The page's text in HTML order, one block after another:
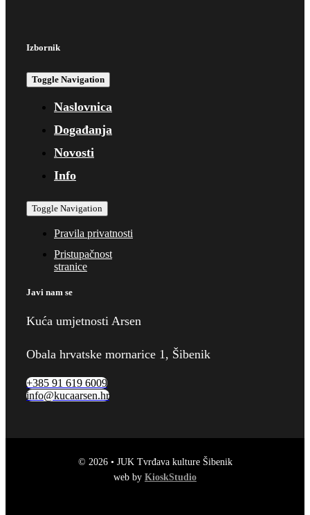
Izbornik
Toggle Navigation
Naslovnica
Događanja
Novosti
Info
Toggle Navigation
Pravila privatnosti
Pristupačnost
stranice
Javi nam se
Kuća umjetnosti Arsen
Obala hrvatske mornarice 1, Šibenik
+385 91 619 6009
info@kucaarsen.hr
© 2026 • JUK Tvrđava kulture Šibenik
web by KioskStudio